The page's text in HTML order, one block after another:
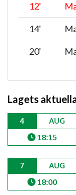
12'
14'
20'
Lagets
4 AUG
18:15
7 AUG
18:00